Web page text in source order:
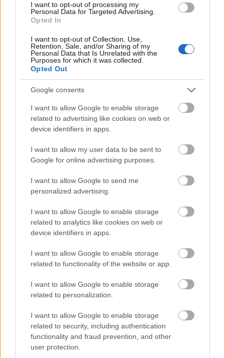
I want to opt-out of processing my
Personal Data for Targeted Advertising.
Opted In
I want to opt-out of Collection, Use,
Retention, Sale, and/or Sharing of my
Personal Data that Is Unrelated with the
Purposes for which it was collected.
Opted Out
Google consents
I want to allow Google to enable storage
related to advertising like cookies on web or
device identifiers in apps.
I want to allow my user data to be sent to
Google for online advertising purposes.
I want to allow Google to send me
personalized advertising.
I want to allow Google to enable storage
related to analytics like cookies on web or
device identifiers in apps.
I want to allow Google to enable storage
related to functionality of the website or app.
I want to allow Google to enable storage
related to personalization.
I want to allow Google to enable storage
related to security, including authentication
functionality and fraud prevention, and other
user protection.
Tipp!Ha szeretnétek valamilyen más tárggyal
kombinálni az öntvényeteket, mint a
fényképtartóhoz szükséges, spirálformára
hajtogatott drót, legyetek résen, mert a kötés
tényleg nagyon hamar beindul! 10-15 perc után
talán már el is késtetek, tehát ennél a lépésnél
figyeljétek az anyagot, és amint sűrűsödni kezd,
helyezzétek el benne, amit szeretnétek, majd
rögzítsétek könnyen eltávolítható módon, például
hurkapálcákkal!